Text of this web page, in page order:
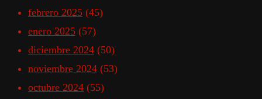
febrero 2025 (45)
enero 2025 (57)
diciembre 2024 (50)
noviembre 2024 (53)
octubre 2024 (55)